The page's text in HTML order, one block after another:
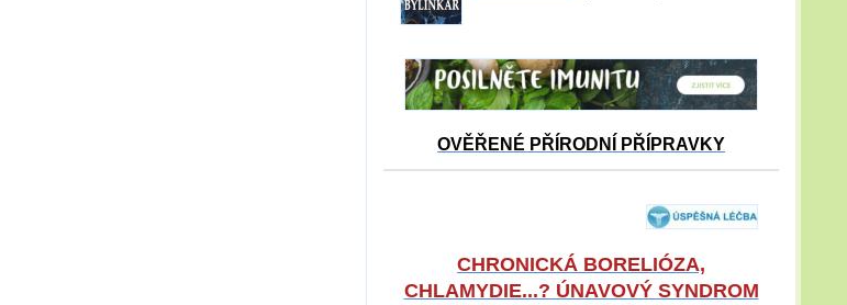
OVĚŘENÉ PŘÍRODNÍ PŘÍPRAVKY
CHRONICKÁ BORELIÓZA,
CHLAMYDIE...? ÚNAVOVÝ SYNDROM